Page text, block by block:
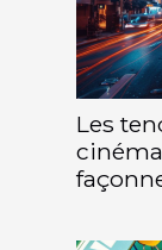
Les